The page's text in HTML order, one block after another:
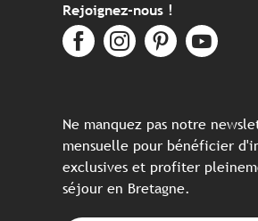
Rejoignez-nous !
Ne manquez pas notre
mensuelle pour bénéficier
exclusives et profiter
séjour en Bretagne.